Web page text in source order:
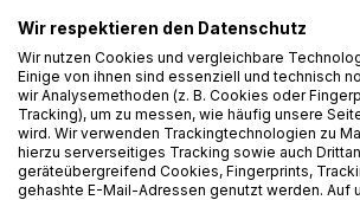
Die Suche nach der
Kingsstep - ein riskanter
sein Scharonn quer durch
seit Generationen
Energien zu begegnen, die
Tod. Sie erleben auch, was
verbinden. Was aber bleibt,
Wir respektieren den Datenschutz
Wir nutzen Cookies und vergleichbare
Einige von ihnen sind essenziell und technisch
wir Analysemethoden (z. B. Cookies oder
Tracking), um zu messen, wie häufig unsere
wird. Wir verwenden Trackingtechnologien zu
hierzu serverseitiges Tracking sowie auch
geräteübergreifend Cookies, Fingerprints,
gehashte E-Mail-Adressen genutzt werden. Auf